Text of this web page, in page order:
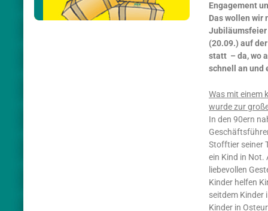
Engagement
Das wollen wir
(20.09.) auf
statt – da, wo
schnell an und
Was mit einem
wurde zur
In den 90ern
Stofftier seiner
ein Kind in Not.
liebevollen
Kinder helfen
seitdem Kinder
Kinder in